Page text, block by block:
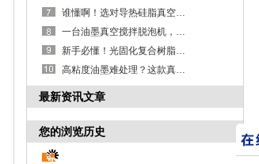
谁懂啊！选对导热硅脂真空脱泡机，产能直接翻倍
一台油墨真空搅拌脱泡机，搞定脱泡混合两大难题
新手必懂！光固化复合树脂真空脱泡机科普干货
高粘度油墨难处理？这款真空除泡机消泡混合全拿捏
最新资讯文章
您的浏览历史